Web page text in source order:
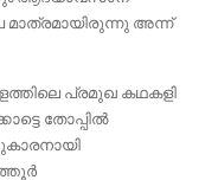
അന്ന്
പ്രമുഖ കഥകളി
തോപ്പിൽ